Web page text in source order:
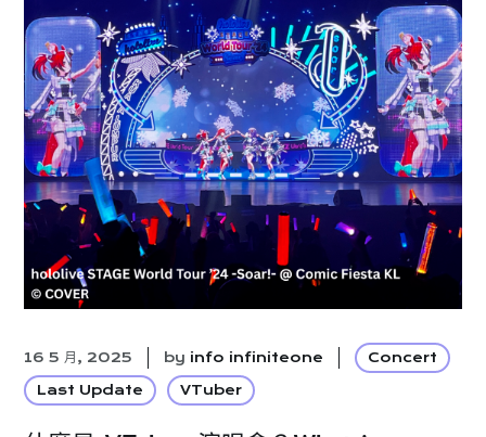
16 5 月, 2025 by info infiniteone
Concert
Last Update
VTuber